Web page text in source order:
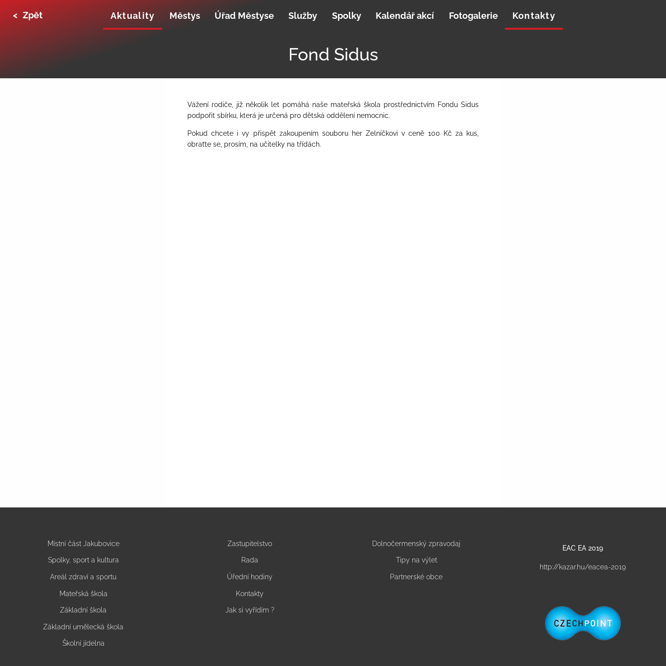
< Zpět Aktuality Městys Úřad Městyse Služby Spolky Kalendář akcí Fotogalerie Kontakty
Fond Sidus
Vážení rodiče, již několik let pomáhá naše mateřská škola prostřednictvím Fondu Sidus
podpořit sbírku, která je určená pro dětská oddělení nemocnic.
Pokud chcete i vy přispět zakoupením souboru her Zelníčkovi v ceně 100 Kč za kus,
obraťte se, prosím, na učitelky na třídách.
Místní část Jakubovice
Spolky, sport a kultura
Areál zdraví a sportu
Mateřská škola
Základní škola
Základní umělecká škola
Školní jídelna
Zastupitelstvo
Rada
Úřední hodiny
Kontakty
Jak si vyřídím ?
Dolnočermenský zpravodaj
Tipy na výlet
Partnerské obce
EAC EA 2019
http://kazar.hu/eacea-2019